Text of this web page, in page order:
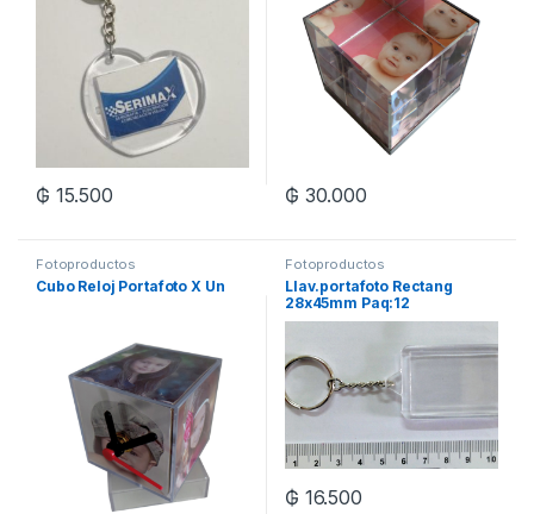
₲ 15.500 ₲ 30.000
Fotoproductos
Cubo Reloj Portafoto X Un
Fotoproductos
Llav.portafoto Rectang
28x45mm Paq:12
₲ 16.500